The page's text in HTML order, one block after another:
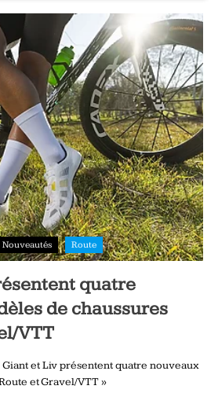
Nouveautés Route
quatre
de chaussures
VTT
et Liv présentent quatre nouveaux
et Gravel/VTT »